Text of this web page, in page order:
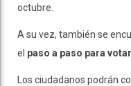
octubre.
A su vez, también se
el paso a paso para
Los ciudadanos podrán